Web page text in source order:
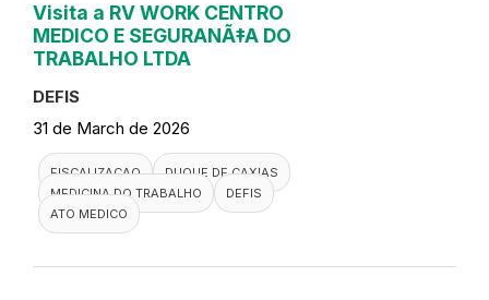
Visita a RV WORK CENTRO
MEDICO E SEGURANÃ‡A DO
TRABALHO LTDA
DEFIS
31 de March de 2026
FISCALIZACAO
DUQUE DE CAXIAS
MEDICINA DO TRABALHO
DEFIS
ATO MEDICO